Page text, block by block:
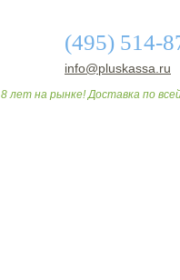
(495) 514-
info@pluskassa.ru
8 лет на рынке! Доставка по